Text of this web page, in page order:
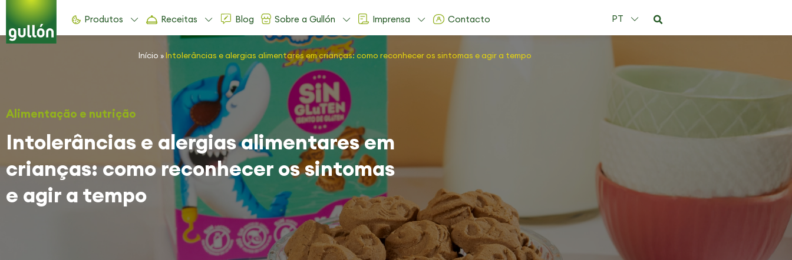
Produtos Receitas Blog Sobre a Gullón Imprensa Contacto PT
Início » Intolerâncias e alergias alimentares em crianças: como reconhecer os sintomas e agir a tempo
Alimentação e nutrição
Intolerâncias e alergias alimentares em
crianças: como reconhecer os sintomas
e agir a tempo